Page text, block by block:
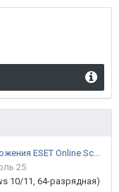
Новая версия бесплатного приложения ESET Online Scanner доступна пользователям
25
10/11, 64-разрядная)